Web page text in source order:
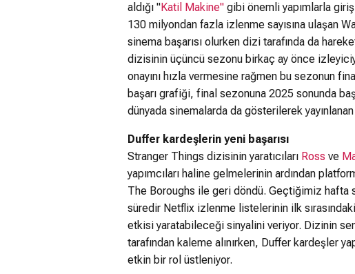
aldığı "Katil Makine" gibi önemli yapımlarla
130 milyondan fazla izlenme sayısına ulaşan
sinema başarısı olurken dizi tarafında da
dizisinin üçüncü sezonu birkaç ay önce
onayını hızla vermesine rağmen bu sezonun
başarı grafiği, final sezonuna 2025 sonunda
dünyada sinemalarda da gösterilerek
Duffer kardeşlerin yeni başarısı
Stranger Things dizisinin yaratıcıları Ross ve
yapımcıları haline gelmelerinin ardından
The Boroughs ile geri döndü. Geçtiğimiz hafta
süredir Netflix izlenme listelerinin ilk
etkisi yaratabileceği sinyalini veriyor. Dizinin
tarafından kaleme alınırken, Duffer kardeşler
etkin bir rol üstleniyor.